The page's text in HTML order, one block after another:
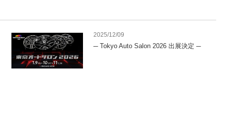
2025/12/09
─ Tokyo Auto Salon 2026 出展決定 ─